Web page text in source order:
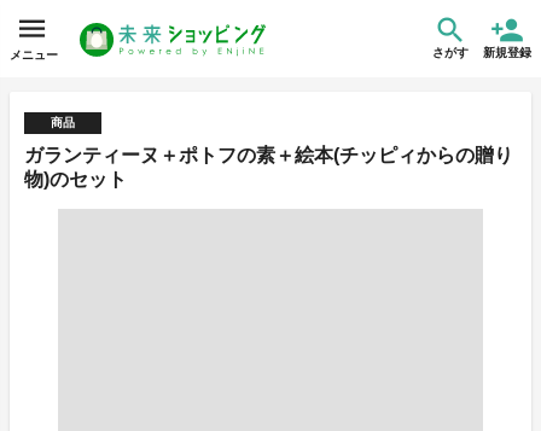
メニュー さがす 新規登録
商品
ガランティーヌ＋ポトフの素＋絵本(チッピィからの贈り
物)のセット